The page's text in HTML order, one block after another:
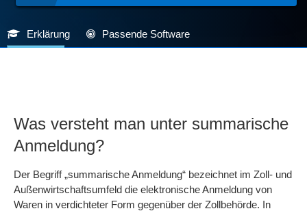
Erklärung Passende Software
Was versteht man unter summarische
Anmeldung?
Der Begriff „summarische Anmeldung“ bezeichnet im Zoll- und
Außenwirtschaftsumfeld die elektronische Anmeldung von
Waren in verdichteter Form gegenüber der Zollbehörde. In